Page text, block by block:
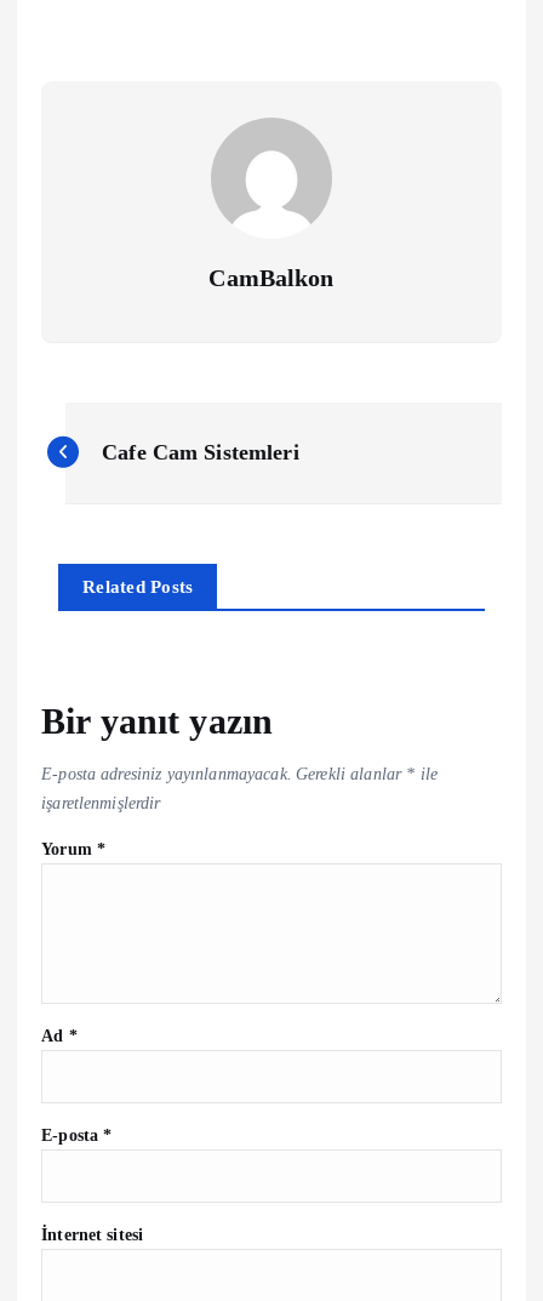
CamBalkon
Y
e
z
i
e
i
Cafe Cam Sistemleri
Related Posts
Bir yanıt yazın
E-posta adresiniz yayınlanmayacak. Gerekli alanlar * ile
işaretlenmişlerdir
Yorum *
Ad *
E-posta*
İnternet sitesi